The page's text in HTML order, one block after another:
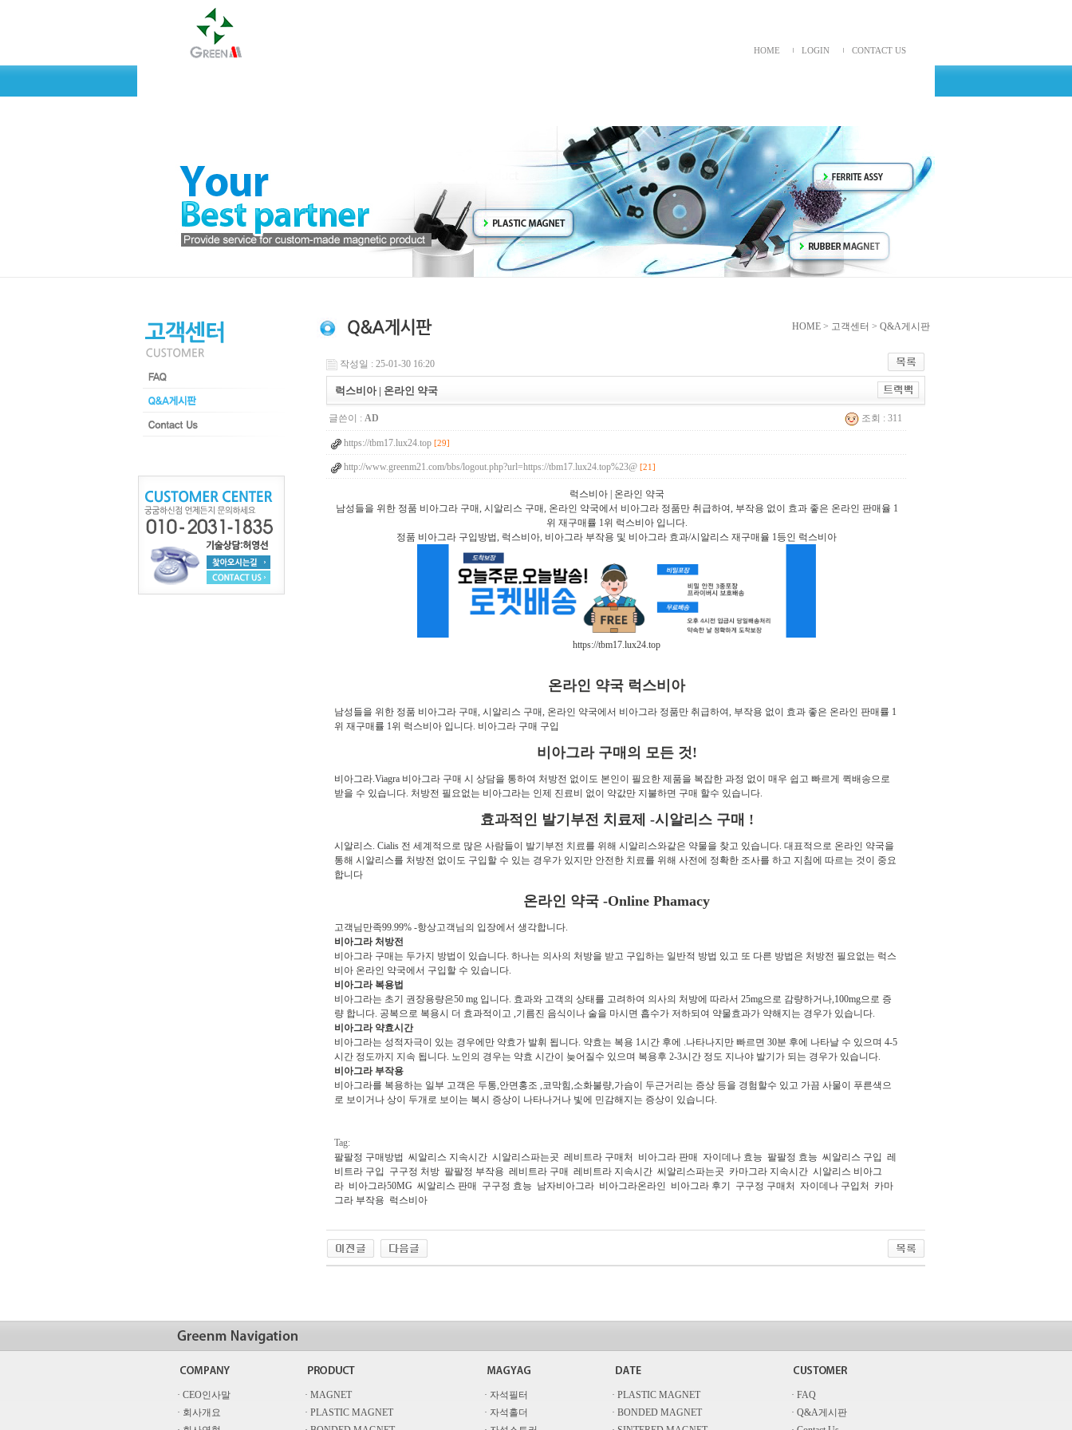
HOME LOGIN CONTACT US
HOME > 고객센터 > Q&A게시판
작성일 : 25-01-30 16:20
럭스비아 | 온라인 약국
글쓴이 : AD 조회 : 311
https://tbm17.lux24.top [29]
http://www.greenm21.com/bbs/logout.php?url=https://tbm17.lux24.top%23@ [21]
럭스비아 | 온라인 약국
남성들을 위한 정품 비아그라 구매, 시알리스 구매, 온라인 약국에서 비아그라 정품만 취급하여, 부작용 없이 효과 좋은 온라인 판매율 1
위 재구매률 1위 럭스비아 입니다.
정품 비아그라 구입방법, 럭스비아, 비아그라 부작용 및 비아그라 효과/시알리스 재구매율 1등인 럭스비아
https://tbm17.lux24.top
온라인 약국 럭스비아
남성들을 위한 정품 비아그라 구매, 시알리스 구매, 온라인 약국에서 비아그라 정품만 취급하여, 부작용 없이 효과 좋은 온라인 판매률 1
위 재구매률 1위 럭스비아 입니다. 비아그라 구매 구입
비아그라 구매의 모든 것!
비아그라.Viagra 비아그라 구매 시 상담을 통하여 처방전 없이도 본인이 필요한 제품을 복잡한 과정 없이 매우 쉽고 빠르게 퀵배송으로
받을 수 있습니다. 처방전 필요없는 비아그라는 인제 진료비 없이 약값만 지불하면 구매 할수 있습니다.
효과적인 발기부전 치료제 -시알리스 구매 !
시알리스. Cialis 전 세계적으로 많은 사람들이 발기부전 치료를 위해 시알리스와같은 약물을 찾고 있습니다. 대표적으로 온라인 약국을
통해 시알리스를 처방전 없이도 구입할 수 있는 경우가 있지만 안전한 치료를 위해 사전에 정확한 조사를 하고 지침에 따르는 것이 중요
합니다
온라인 약국 -Online Phamacy
고객님만족99.99% -항상고객님의 입장에서 생각합니다.
비아그라 처방전
비아그라 구매는 두가지 방법이 있습니다. 하나는 의사의 처방을 받고 구입하는 일반적 방법 있고 또 다른 방법은 처방전 필요없는 럭스
비아 온라인 약국에서 구입할 수 있습니다.
비아그라 복용법
비아그라는 초기 권장용량은50 mg 입니다. 효과와 고객의 상태를 고려하여 의사의 처방에 따라서 25mg으로 감량하거나,100mg으로 증
량 합니다. 공복으로 복용시 더 효과적이고 ,기름진 음식이나 술을 마시면 흡수가 저하되여 약물효과가 약해지는 경우가 있습니다.
비아그라 약효시간
비아그라는 성적자극이 있는 경우에만 약효가 발휘 됩니다. 약효는 복용 1시간 후에 .나타나지만 빠르면 30분 후에 나타날 수 있으며 4-5
시간 정도까지 지속 됩니다. 노인의 경우는 약효 시간이 늦어질수 있으며 복용후 2-3시간 정도 지나야 발기가 되는 경우가 있습니다.
비아그라 부작용
비아그라를 복용하는 일부 고객은 두통,안면홍조 ,코막힘,소화불량,가슴이 두근거리는 증상 등을 경험할수 있고 가끔 사물이 푸른색으
로 보이거나 상이 두개로 보이는 복시 증상이 나타나거나 빛에 민감해지는 증상이 있습니다.
Tag:
팔팔정 구매방법 씨알리스 지속시간 시알리스파는곳 레비트라 구매처 비아그라 판매 자이데나 효능 팔팔정 효능 씨알리스 구입 레
비트라 구입 구구정 처방 팔팔정 부작용 레비트라 구매 레비트라 지속시간 씨알리스파는곳 카마그라 지속시간 시알리스 비아그
라 비아그라50MG 씨알리스 판매 구구정 효능 남자비아그라 비아그라온라인 비아그라 후기 구구정 구매처 자이데나 구입처 카마
그라 부작용 럭스비아
· CEO인사말 · MAGNET · 자석필터 · PLASTIC MAGNET
· FAQ
· 회사개요
· PLASTIC MAGNET · 자석홀더 · BONDED MAGNET
· Q&A게시판